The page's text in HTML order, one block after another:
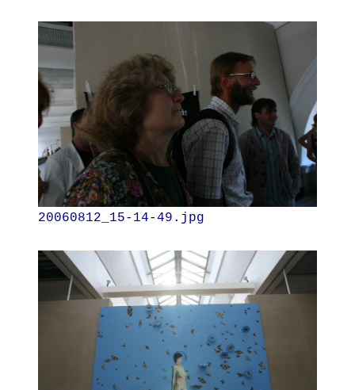
20060812_15-14-49.jpg